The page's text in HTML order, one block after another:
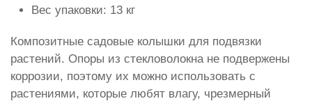
Вес упаковки: 13 кг
Композитные садовые колышки для подвязки
растений. Опоры из стекловолокна не подвержены
коррозии, поэтому их можно использовать с
растениями, которые любят влагу, чрезмерный